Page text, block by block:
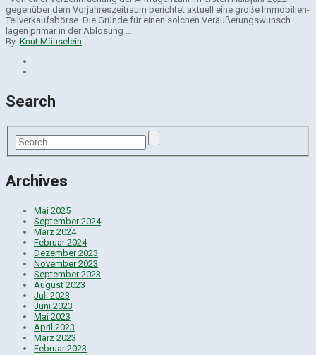
gegenüber dem Vorjahreszeitraum berichtet aktuell eine große Immobilien-
Teilverkaufsbörse. Die Gründe für einen solchen Veräußerungswunsch
lägen primär in der Ablösung …
By: Knut Mäuselein
Search
Archives
Mai 2025
September 2024
März 2024
Februar 2024
Dezember 2023
November 2023
September 2023
August 2023
Juli 2023
Juni 2023
Mai 2023
April 2023
März 2023
Februar 2023